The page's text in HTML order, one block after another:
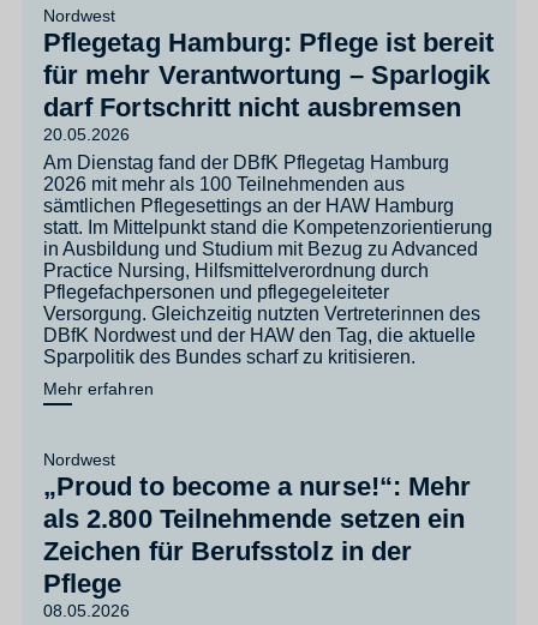
Nordwest
Pflegetag Hamburg: Pflege ist bereit
für mehr Verantwortung – Sparlogik
darf Fortschritt nicht ausbremsen
20.05.2026
Am Dienstag fand der DBfK Pflegetag Hamburg
2026 mit mehr als 100 Teilnehmenden aus
sämtlichen Pflegesettings an der HAW Hamburg
statt. Im Mittelpunkt stand die Kompetenzorientierung
in Ausbildung und Studium mit Bezug zu Advanced
Practice Nursing, Hilfsmittelverordnung durch
Pflegefachpersonen und pflegegeleiteter
Versorgung. Gleichzeitig nutzten Vertreterinnen des
DBfK Nordwest und der HAW den Tag, die aktuelle
Sparpolitik des Bundes scharf zu kritisieren.
Mehr erfahren
Nordwest
„Proud to become a nurse!“: Mehr
als 2.800 Teilnehmende setzen ein
Zeichen für Berufsstolz in der
Pflege
08.05.2026